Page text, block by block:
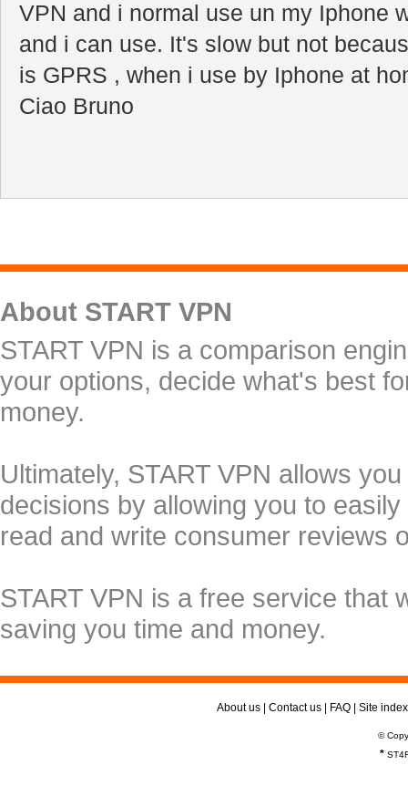
VPN and i normal use un my Iphone
and i can use. It's slow but not
is GPRS , when i use by Iphone at
Ciao Bruno
About START VPN
START VPN is a comparison
your options, decide what's best
money.
Ultimately, START VPN allows
decisions by allowing you to
read and write consumer reviews
START VPN is a free service that
saving you time and money.
About us Contact us FAQ Site index
©
*